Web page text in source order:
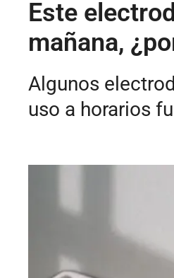
Este
mañana,
Algunos
uso a horarios